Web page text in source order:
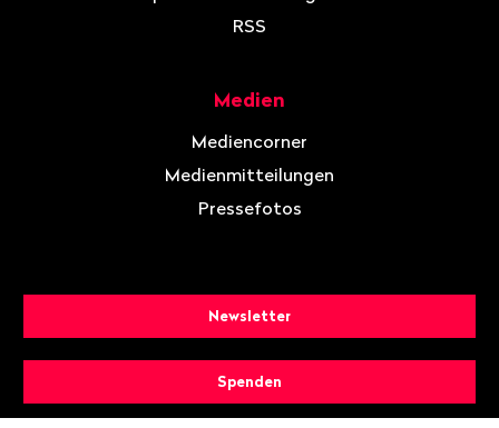
RSS
Medien
Mediencorner
Medienmitteilungen
Pressefotos
Newsletter
Spenden